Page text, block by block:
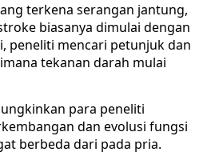
terkena serangan jantung,
biasanya dimulai dengan
peneliti mencari petunjuk dan
tekanan darah mulai
para peneliti
dan evolusi fungsi
berbeda dari pada pria.